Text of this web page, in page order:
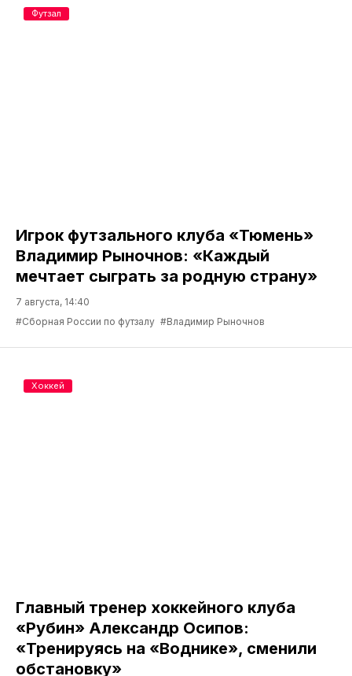
Игрок футзального клуба «Тюмень»
Владимир Рыночнов: «Каждый
мечтает сыграть за родную страну»
7 августа, 14:40
#Сборная России по футзалу #Владимир Рыночнов
Футзал
Главный тренер хоккейного клуба
«Рубин» Александр Осипов:
«Тренируясь на «Воднике», сменили
обстановку»
Хоккей